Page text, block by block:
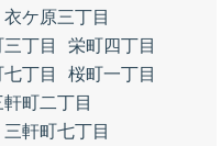
衣ケ原三丁目
丁目
栄町四丁目
丁目
桜町一丁目
軒町二丁目
三軒町七丁目